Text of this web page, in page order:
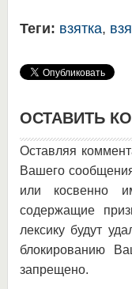
Теги: взятка,
ОСТАВИТЬ
Оставляя
Вашего
или косвенно
содержащие
лексику будут
блокированию
запрещено.